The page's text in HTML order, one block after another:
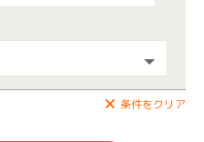
条件をクリア